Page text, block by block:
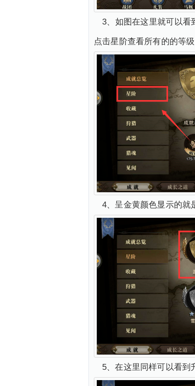
3、如图在这里就可以看
点击星阶查看所有的的等级
4、呈金黄颜色显示的就
5、在这里同样可以看到